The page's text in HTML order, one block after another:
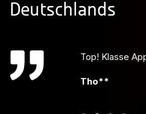
Deutschlands
Bestes Wetten
Jul***